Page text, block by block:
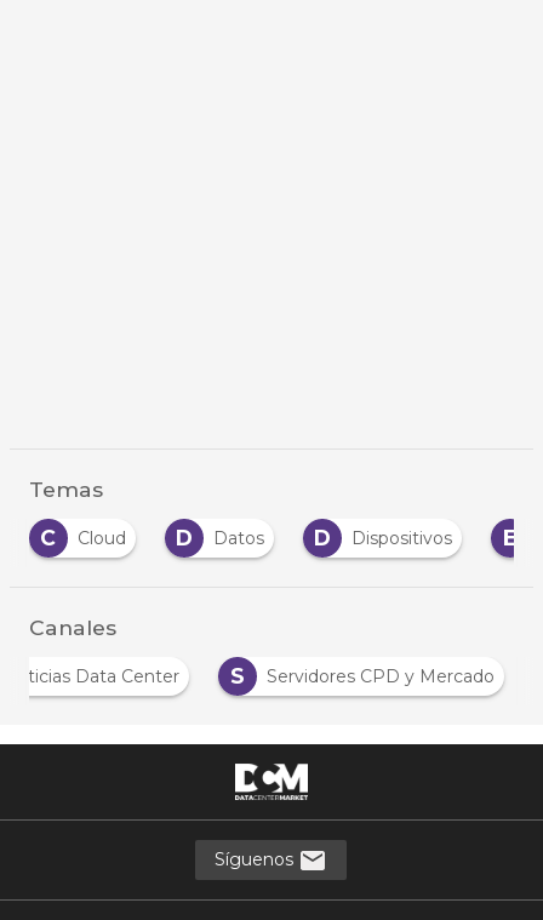
Temas
C
Cloud D Datos D Dispositivos E
Canales
Noticias Data Center S Servidores CPD y Mercado
Síguenos